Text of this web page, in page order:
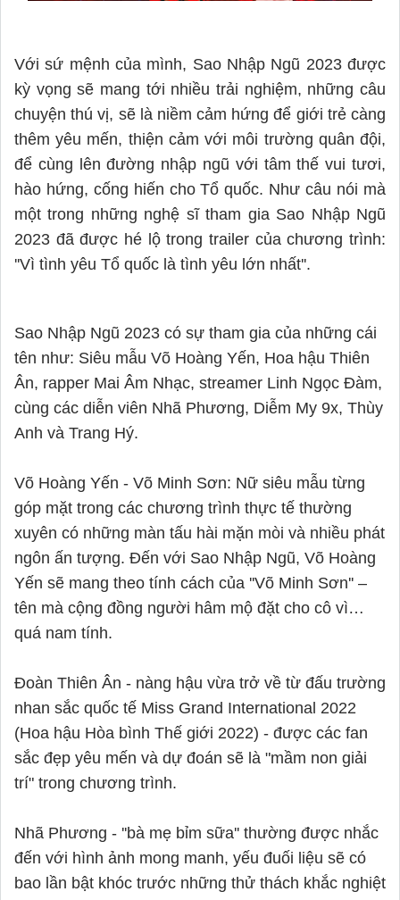
Với sứ mệnh của mình, Sao Nhập Ngũ 2023 được
kỳ vọng sẽ mang tới nhiều trải nghiệm, những câu
chuyện thú vị, sẽ là niềm cảm hứng để giới trẻ càng
thêm yêu mến, thiện cảm với môi trường quân đội,
để cùng lên đường nhập ngũ với tâm thế vui tươi,
hào hứng, cống hiến cho Tổ quốc. Như câu nói mà
một trong những nghệ sĩ tham gia Sao Nhập Ngũ
2023 đã được hé lộ trong trailer của chương trình:
''Vì tình yêu Tổ quốc là tình yêu lớn nhất''.
Sao Nhập Ngũ 2023 có sự tham gia của những cái
tên như: Siêu mẫu Võ Hoàng Yến, Hoa hậu Thiên
Ân, rapper Mai Âm Nhạc, streamer Linh Ngọc Đàm,
cùng các diễn viên Nhã Phương, Diễm My 9x, Thùy
Anh và Trang Hý.
Võ Hoàng Yến - Võ Minh Sơn: Nữ siêu mẫu từng
góp mặt trong các chương trình thực tế thường
xuyên có những màn tấu hài mặn mòi và nhiều phát
ngôn ấn tượng. Đến với Sao Nhập Ngũ, Võ Hoàng
Yến sẽ mang theo tính cách của ''Võ Minh Sơn'' –
tên mà cộng đồng người hâm mộ đặt cho cô vì…
quá nam tính.
Đoàn Thiên Ân - nàng hậu vừa trở về từ đấu trường
nhan sắc quốc tế Miss Grand International 2022
(Hoa hậu Hòa bình Thế giới 2022) - được các fan
sắc đẹp yêu mến và dự đoán sẽ là "mầm non giải
trí" trong chương trình.
Nhã Phương - ''bà mẹ bỉm sữa'' thường được nhắc
đến với hình ảnh mong manh, yếu đuối liệu sẽ có
bao lần bật khóc trước những thử thách khắc nghiệt